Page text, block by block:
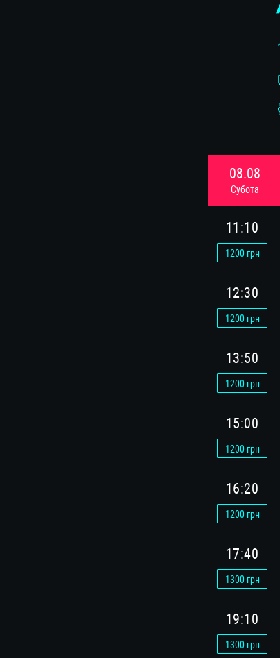
08.08
Субота
15.08
Субота
11:10
1200грн
12:30
1200грн
13:50
1200грн
15:00
1200грн
16:20
1200грн
17:40
1300грн
19:10
1300грн